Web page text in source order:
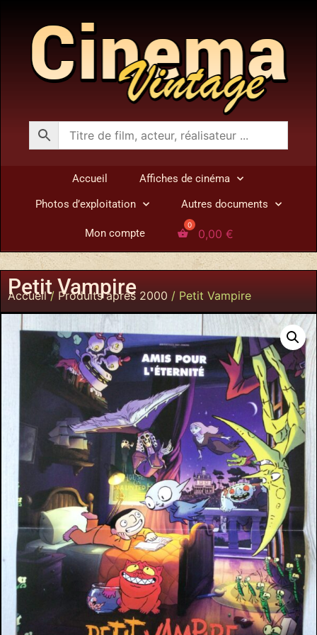
Accueil
Affiches de cinéma
Photos d’exploitation
Autres documents
Mon compte 0,00€
Petit Vampire
Accueil/ Produits après 2000 / Petit Vampire